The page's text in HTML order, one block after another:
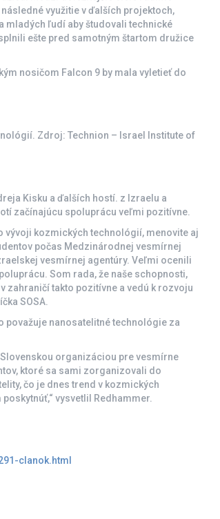
využitie v ďalších projektoch,
ľudí aby študovali technické
ešte pred samotným štartom družice
nosičom Falcon 9 by mala vyletieť do
Zdroj: Technion – Israel Institute of
Kisku a ďalších hostí. z Izraelu a
začínajúcu spoluprácu veľmi pozitívne.
vývoji kozmických technológií, menovite aj
počas Medzinárodnej vesmírnej
vesmírnej agentúry. Veľmi ocenili
Som rada, že naše schopnosti,
zahraničí takto pozitívne a vedú k rozvoju
SOSA.
považuje nanosatelitné technológie za
organizáciou pre vesmírne
ktoré sa sami zorganizovali do
čo je dnes trend v kozmických
vysvetlil Redhammer.
clanok.html